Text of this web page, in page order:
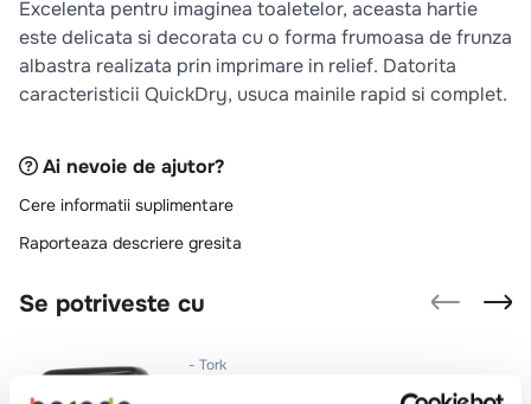
Excelenta pentru imaginea toaletelor, aceasta hartie
este delicata si decorata cu o forma frumoasa de frunza
albastra realizata prin imprimare in relief. Datorita
caracteristicii QuickDry, usuca mainile rapid si complet.
Ai nevoie de ajutor?
Cere informatii suplimentare
Raporteaza descriere gresita
Se potriveste cu
Tork
Dispenser rola prosop sistem H1,